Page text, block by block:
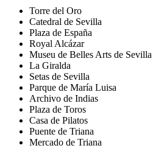
Torre del Oro
Catedral de Sevilla
Plaza de España
Royal Alcázar
Museu de Belles Arts de Sevilla
La Giralda
Setas de Sevilla
Parque de María Luisa
Archivo de Indias
Plaza de Toros
Casa de Pilatos
Puente de Triana
Mercado de Triana